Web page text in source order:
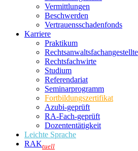
Vermittlungen
Beschwerden
Vertrauensschadenfonds
Karriere
Praktikum
Rechtsanwalts­fachangestellte
Rechtsfachwirte
Studium
Referendariat
Seminarprogramm
Fortbildungszertifikat
Azubi-geprüft
RA-Fach-geprüft
Dozententätigkeit
Leichte Sprache
RAKtuell